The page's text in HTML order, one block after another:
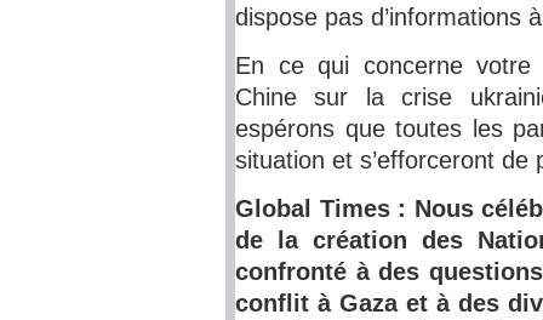
dispose pas d’informations
En ce qui concerne votre
Chine sur la crise
espérons que toutes les
situation et s’efforceront
Global Times : Nous
de la création des
confronté à des
conflit à Gaza et à des